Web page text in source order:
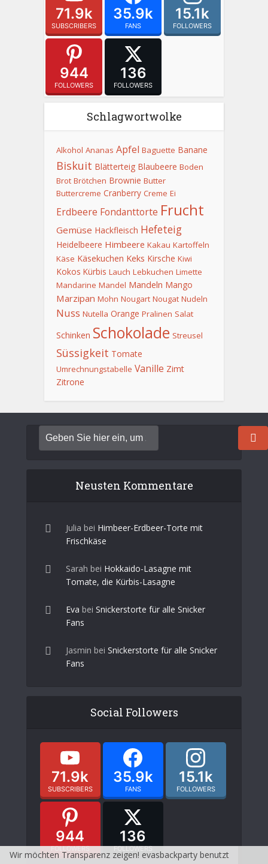
71.9k
SUBSCRIBERS
35.9k
FANS
15.1k
FOLLOWERS
944
FOLLOWERS
136
FOLLOWERS
Schlagwortwolke
Alkohol Ananas Apfel Baguette Banane
Biskuit Blätterteig Blaubeere Boden
Brot Brötchen Brownie Butter
Buttercreme Cranberry Creme Ei
Erdbeere Fondanttorte Frucht
Gemüse Hackfleisch Hefeteig
Heidelbeere Himbeere Kakau Kartoffeln
Käse Käsekuchen Keks Kirsche Kiwi
Kokos Kürbis Lauch Lebkuchen Limette
Mandarine Mandel Mandeln Mango
Marzipan Mohn Nougart Nougat Nudeln
Nuss Nutella Orange Pralinen Salat
Schinken Schokolade Streusel
Süssigkeit Tomate
Umrechnungstabelle Vanille Zimt
Zitrone
Neusten Kommentare
Julia bei Himbeer-Erdbeer-Torte mit
Frischkäse
Sarah bei Hokkaido-Lasagne mit
Tomate, die Kürbis-Lasagne
Eva bei Snickerstorte für alle Snicker
Fans
Jasmin bei Snickerstorte für alle Snicker
Fans
Social Followers
71.9k
SUBSCRIBERS
35.9k
FANS
15.1k
FOLLOWERS
944
FOLLOWERS
136
FOLLOWERS
Wir möchten Transparenz zeigen! evasbackparty benutzt